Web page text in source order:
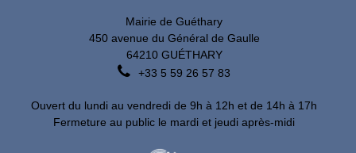
Mairie de Guéthary
450 avenue du Général de Gaulle
64210 GUÉTHARY
 +33 5 59 26 57 83
Ouvert du lundi au vendredi de 9h à 12h et de 14h à 17h
Fermeture au public le mardi et jeudi après-midi